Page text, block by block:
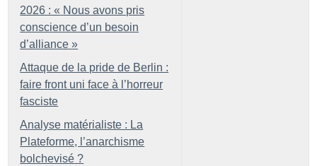
2026 : « Nous avons pris
conscience d’un besoin
d’alliance »
Attaque de la pride de Berlin :
faire front uni face à l’horreur
fasciste
Analyse matérialiste : La
Plateforme, l’anarchisme
bolchevisé ?